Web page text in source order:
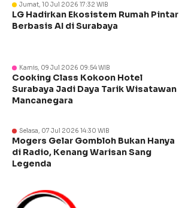
Jumat, 10 Jul 2026 17:32 WIB
LG Hadirkan Ekosistem Rumah Pintar
Berbasis AI di Surabaya
Kamis, 09 Jul 2026 09:54 WIB
Cooking Class Kokoon Hotel
Surabaya Jadi Daya Tarik Wisatawan
Mancanegara
Selasa, 07 Jul 2026 14:30 WIB
Mogers Gelar Gombloh Bukan Hanya
di Radio, Kenang Warisan Sang
Legenda